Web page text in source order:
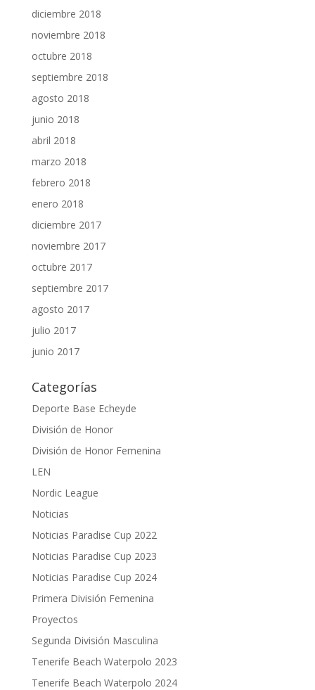
diciembre 2018
noviembre 2018
octubre 2018
septiembre 2018
agosto 2018
junio 2018
abril 2018
marzo 2018
febrero 2018
enero 2018
diciembre 2017
noviembre 2017
octubre 2017
septiembre 2017
agosto 2017
julio 2017
junio 2017
Categorías
Deporte Base Echeyde
División de Honor
División de Honor Femenina
LEN
Nordic League
Noticias
Noticias Paradise Cup 2022
Noticias Paradise Cup 2023
Noticias Paradise Cup 2024
Primera División Femenina
Proyectos
Segunda División Masculina
Tenerife Beach Waterpolo 2023
Tenerife Beach Waterpolo 2024